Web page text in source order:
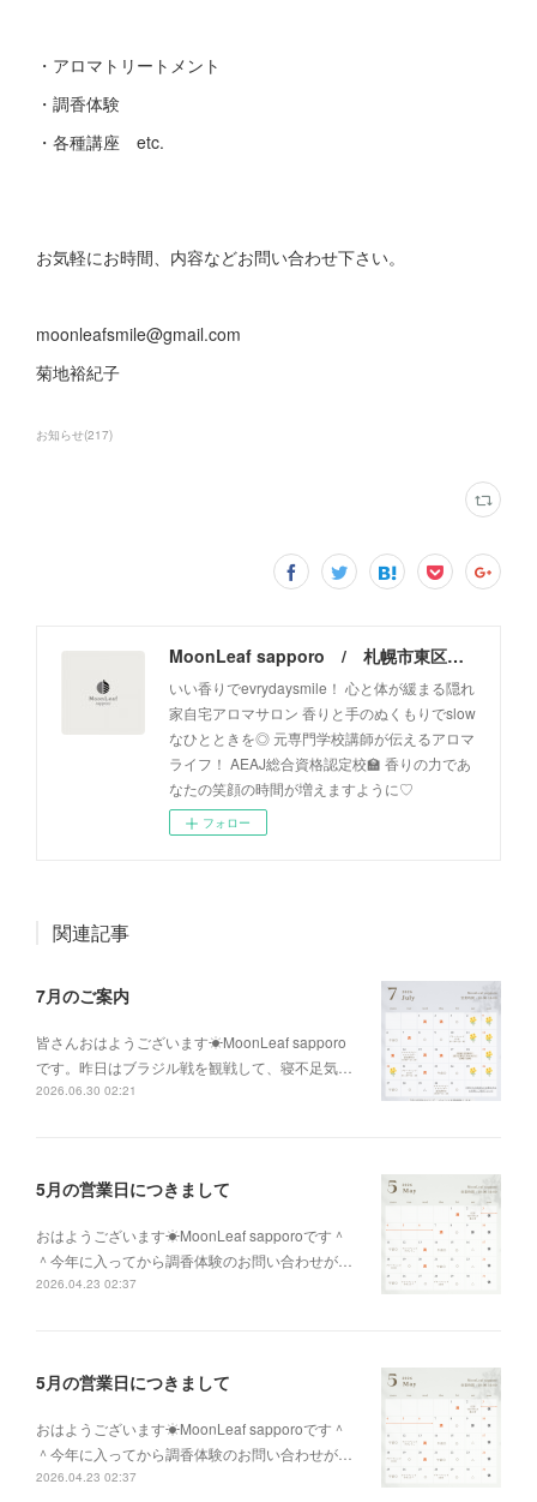
・アロマトリートメント
・調香体験
・各種講座 etc.
お気軽にお時間、内容などお問い合わせ下さい。
moonleafsmile@gmail.com
菊地裕紀子
お知らせ(217)
MoonLeaf sapporo / 札幌市東区の100種類以上の香りが楽しめるアロマスクール＆トリートメントサロン
いい香りでevrydaysmile！ 心と体が緩まる隠れ
家自宅アロマサロン 香りと手のぬくもりでslow
なひとときを◎ 元専門学校講師が伝えるアロマ
ライフ！ AEAJ総合資格認定校🏫 香りの力であ
なたの笑顔の時間が増えますように♡
フォロー
関連記事
7月のご案内
皆さんおはようございます☀MoonLeaf sapporo
です。昨日はブラジル戦を観戦して、寝不足気…
2026.06.30 02:21
5月の営業日につきまして
おはようございます☀MoonLeaf sapporoです＾
＾今年に入ってから調香体験のお問い合わせが…
2026.04.23 02:37
5月の営業日につきまして
おはようございます☀MoonLeaf sapporoです＾
＾今年に入ってから調香体験のお問い合わせが…
2026.04.23 02:37